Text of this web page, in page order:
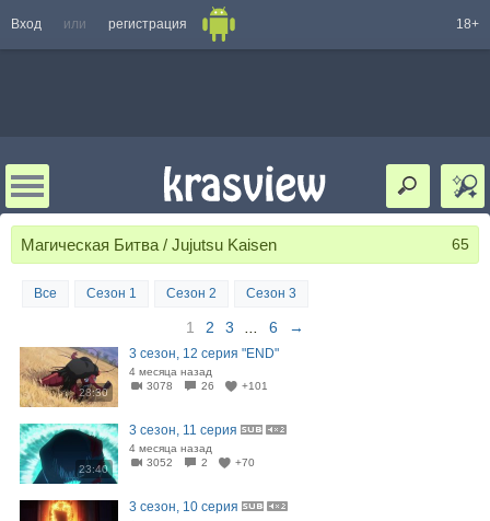
Вход или регистрация 18+
Магическая Битва / Jujutsu Kaisen 65
Все Сезон 1 Сезон 2 Сезон 3
1 2 3 6 →
28:30
3 сезон, 12 серия "END"
4 месяца назад
3078
26 +101
23:40
3 сезон, 11 серия
4 месяца назад
3052
2 +70
3 сезон, 10 серия